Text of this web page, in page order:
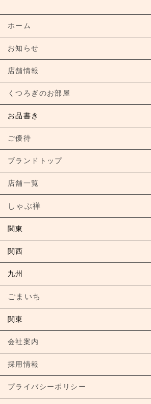
ホーム
お知らせ
店舗情報
くつろぎのお部屋
お品書き
ご優待
ブランドトップ
店舗一覧
しゃぶ禅
関東
関西
九州
ごまいち
関東
会社案内
採用情報
プライバシーポリシー